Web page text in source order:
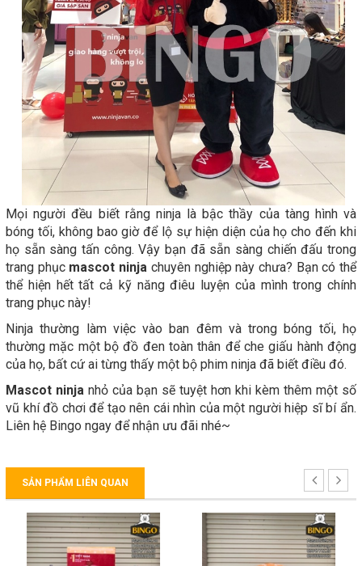
Mọi người đều biết rằng ninja là bậc thầy của tàng hình và
bóng tối, không bao giờ để lộ sự hiện diện của họ cho đến khi
họ sẵn sàng tấn công. Vậy bạn đã sẵn sàng chiến đấu trong
trang phục mascot ninja chuyên nghiệp này chưa? Bạn có thể
thể hiện hết tất cả kỹ năng điêu luyện của mình trong chính
trang phục này!
Ninja thường làm việc vào ban đêm và trong bóng tối, họ
thường mặc một bộ đồ đen toàn thân để che giấu hành động
của họ, bất cứ ai từng thấy một bộ phim ninja đã biết điều đó.
Mascot ninja nhỏ của bạn sẽ tuyệt hơn khi kèm thêm một số
vũ khí đồ chơi để tạo nên cái nhìn của một người hiệp sĩ bí ẩn.
Liên hệ Bingo ngay để nhận ưu đãi nhé~
SẢN PHẨM LIÊN QUAN